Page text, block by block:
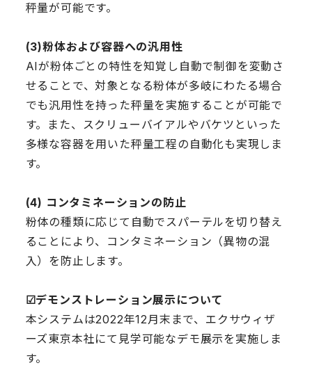
秤量が可能です。
(3)粉体および容器への汎用性
AIが粉体ごとの特性を知覚し自動で制御を変動さ
せることで、対象となる粉体が多岐にわたる場合
でも汎用性を持った秤量を実施することが可能で
す。また、スクリューバイアルやバケツといった
多様な容器を用いた秤量工程の自動化も実現しま
す。
(4) コンタミネーションの防止
粉体の種類に応じて自動でスパーテルを切り替え
ることにより、コンタミネーション（異物の混
入）を防止します。
☑︎デモンストレーション展示について
本システムは2022年12月末まで、エクサウィザ
ーズ東京本社にて見学可能なデモ展示を実施しま
す。